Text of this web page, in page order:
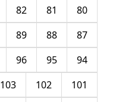
80
81
82
87
88
89
94
95
96
101
102
103